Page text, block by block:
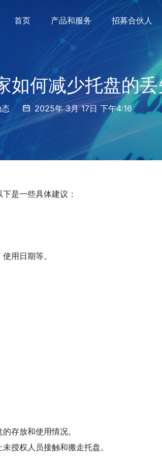
首页 产品和服务 招募合伙人
如何减少托盘的
2025年 3月 17日 下午4:16
是一些具体建议：
用日期等。
存放和使用情况。
授权人员接触和搬走托盘。